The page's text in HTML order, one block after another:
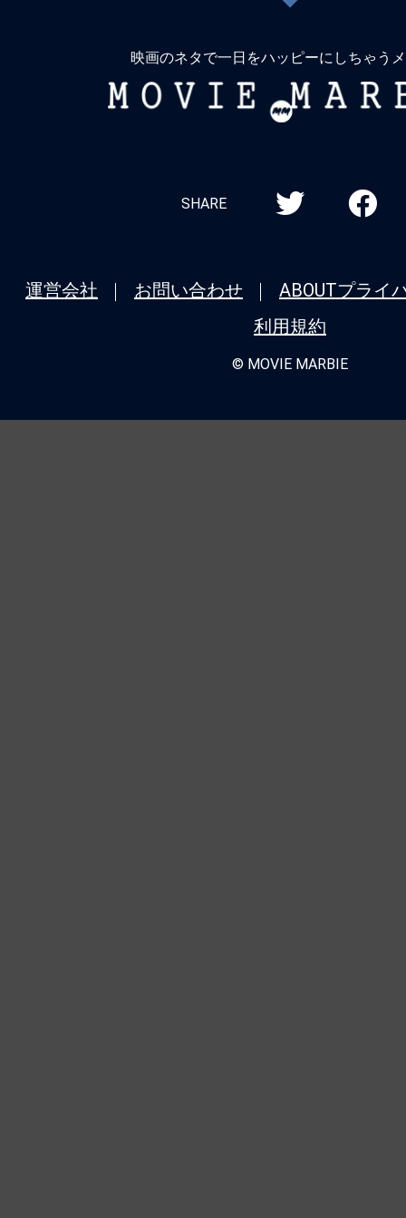
映画のネタで一日をハッピーにしちゃう
MOVIE
SHARE
運営会社 お問い合わせ ABOUTプライ
利用規約
© MOVIE MARBIE